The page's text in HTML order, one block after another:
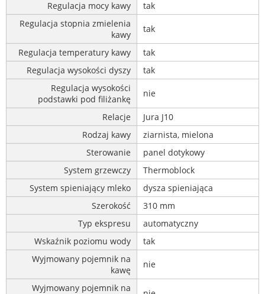
Regulacja mocy kawy
tak
Regulacja stopnia zmielenia
kawy
tak
Regulacja temperatury kawy
tak
Regulacja wysokości dyszy
tak
Regulacja wysokości
podstawki pod filiżankę
nie
Relacje
Jura J10
Rodzaj kawy
ziarnista, mielona
Sterowanie
panel dotykowy
System grzewczy
Thermoblock
System spieniający mleko
dysza spieniająca
Szerokość
310 mm
Typ ekspresu
automatyczny
Wskaźnik poziomu wody
tak
Wyjmowany pojemnik na
kawę
nie
Wyjmowany pojemnik na